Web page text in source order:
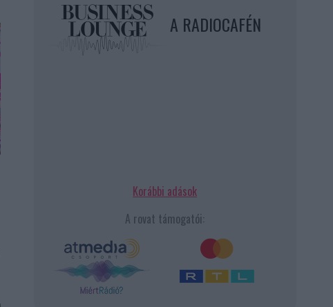
A RADIOCAFÉN
Korábbi adások
A rovat támogatói: